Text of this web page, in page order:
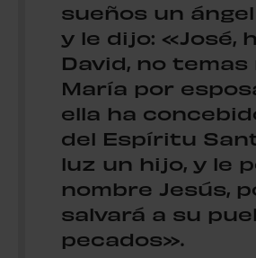
sueños un
y le dijo: «José,
David, no
María por
ella ha
del Espíritu
luz un hijo, y le
nombre Jesús,
salvará a su
pecados».